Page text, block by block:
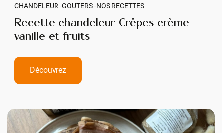
CHANDELEUR -GOUTERS -NOS RECETTES
Recette chandeleur Crêpes crème
vanille et fruits
Découvrez